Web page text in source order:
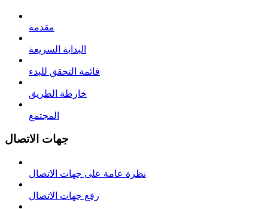
مقدمة
البداية السريعة
قائمة التحقق للبدء
خارطة الطريق
المجتمع
جهات الاتصال
نظرة عامة على جهات الاتصال
رفع جهات الاتصال